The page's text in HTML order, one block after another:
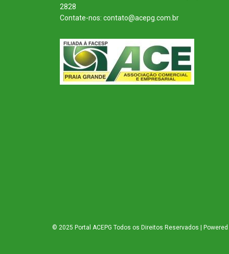
2828
Contate-nos: contato@acepg.com.br
© 2025 Portal ACEPG Todos os Direitos Reservados |